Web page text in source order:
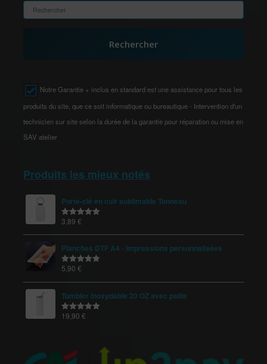
Rechercher
Notre Garantie + inclus en standard est une assistance pour tous les
produits du site, que ce soit informatique ou bureautique - Intervention d'un
technicien sur site selon la durée de la garantie pour réparation ou mise en
SAV atelier
Produits les mieux notés
Porte-clé en cuir sublimable Tonneau
Note5.00
3,89 €
Planches DTF A4 - Impressions personnalisées
Note5.00
5,90 €
Tumbler inoxydable 20 OZ avec paille
Note5.00
19,90 €